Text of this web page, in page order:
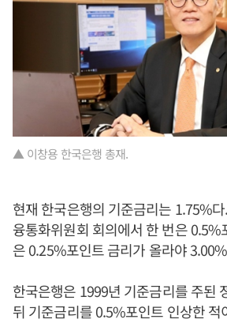
▲ 이창용 한국은행 총재.
현재 한국은행의 기준금리는 1.75%
융통화위원회 회의에서 한 번은 0.5%
은 0.25%포인트 금리가 올라야
한국은행은 1999년 기준금리를 주된
뒤 기준금리를 0.5%포인트 인상한 적